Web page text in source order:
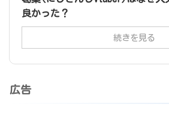
良かった？
続きを見る
広告